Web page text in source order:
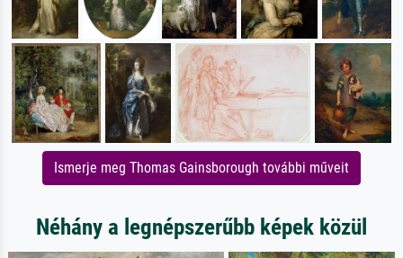
Ismerje meg Thomas Gainsborough további műveit
Néhány a legnépszerűbb képek közül